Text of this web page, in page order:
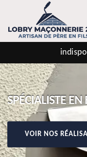
SPÉCIALISTE
VOIR NOS